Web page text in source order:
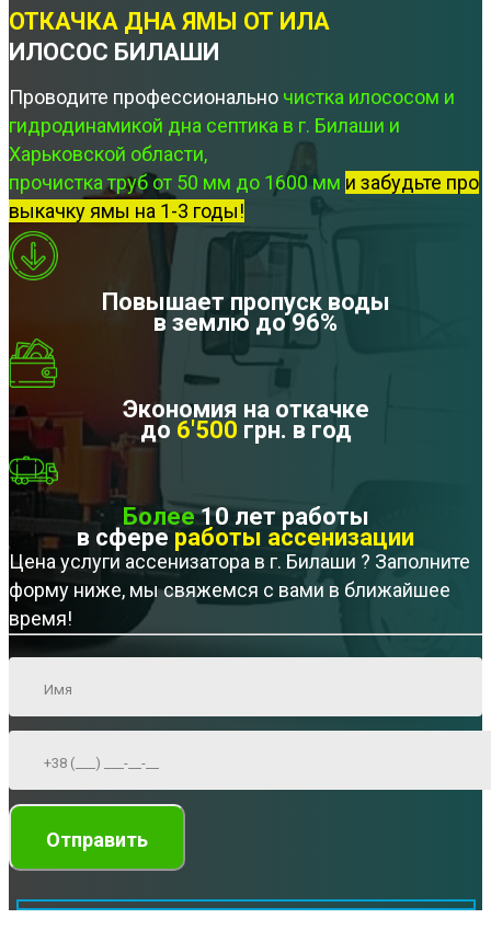
ОТКАЧКА ДНА ЯМЫ ОТ ИЛА
ИЛОСОС БИЛАШИ
Проводите профессионально чистка илососом и
гидродинамикой дна септика в г. Билаши и
Харьковской области,
прочистка труб от 50 мм до 1600 мм и забудьте про
выкачку ямы на 1-3 годы!
Повышает пропуск воды
в землю до 96%
Экономия на откачке
до 6'500 грн. в год
Более10 лет работы
в сфере работы ассенизации
Цена услуги ассенизатора в г. Билаши ? Заполните
форму ниже, мы свяжемся с вами в ближайшее
время!